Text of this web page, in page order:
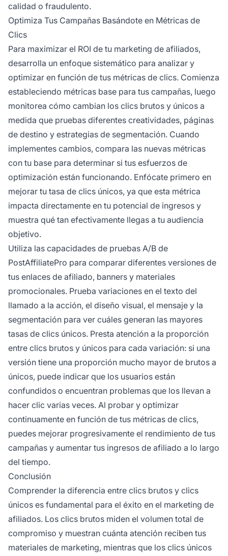
calidad o fraudulento.
Optimiza Tus Campañas Basándote en Métricas de
Clics
Para maximizar el ROI de tu marketing de afiliados,
desarrolla un enfoque sistemático para analizar y
optimizar en función de tus métricas de clics. Comienza
estableciendo métricas base para tus campañas, luego
monitorea cómo cambian los clics brutos y únicos a
medida que pruebas diferentes creatividades, páginas
de destino y estrategias de segmentación. Cuando
implementes cambios, compara las nuevas métricas
con tu base para determinar si tus esfuerzos de
optimización están funcionando. Enfócate primero en
mejorar tu tasa de clics únicos, ya que esta métrica
impacta directamente en tu potencial de ingresos y
muestra qué tan efectivamente llegas a tu audiencia
objetivo.
Utiliza las capacidades de pruebas A/B de
PostAffiliatePro para comparar diferentes versiones de
tus enlaces de afiliado, banners y materiales
promocionales. Prueba variaciones en el texto del
llamado a la acción, el diseño visual, el mensaje y la
segmentación para ver cuáles generan las mayores
tasas de clics únicos. Presta atención a la proporción
entre clics brutos y únicos para cada variación: si una
versión tiene una proporción mucho mayor de brutos a
únicos, puede indicar que los usuarios están
confundidos o encuentran problemas que los llevan a
hacer clic varias veces. Al probar y optimizar
continuamente en función de tus métricas de clics,
puedes mejorar progresivamente el rendimiento de tus
campañas y aumentar tus ingresos de afiliado a lo largo
del tiempo.
Conclusión
Comprender la diferencia entre clics brutos y clics
únicos es fundamental para el éxito en el marketing de
afiliados. Los clics brutos miden el volumen total de
compromiso y muestran cuánta atención reciben tus
materiales de marketing, mientras que los clics únicos